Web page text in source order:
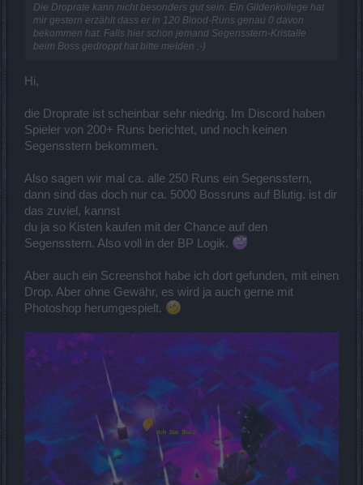
Die Droprate kann nicht besonders gut sein. Ein Gildenkollege hat
mir gestern erzählt dass er in 120 Blood-Runs genau 0 davon
bekommen hat. Falls hier schon jemand Segensstern-Kristalle
beim Boss gedroppt hat bitte melden ;-)
Hi,
die Droprate ist scheinbar sehr niedrig. Im Discord haben
Spieler von 200+ Runs berichtet, und noch keinen
Segensstern bekommen.
Also sagen wir mal ca. alle 250 Runs ein Segensstern,
dann sind das doch nur ca. 5000 Bossruns auf Blutig. ist dir
das zuviel, kannst
du ja so Kisten kaufen mit der Chance auf den
Segensstern. Also voll in der BP Logik.
Aber auch ein Screenshot habe ich dort gefunden, mit einen
Drop. Aber ohne Gewähr, es wird ja auch gerne mit
Photoshop herumgespielt.